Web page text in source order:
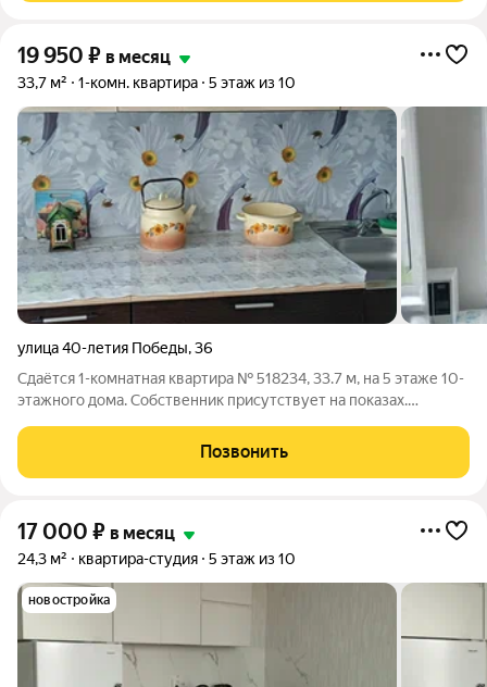
19 950 ₽ в месяц
33,7 м² 1-комн. квартира 5 этаж из 10
улица 40-летия Победы,36
Сдаётся 1-комнатная квартира № 518234, 33.7 м, на 5 этаже 10-
этажного дома. Собственник присутствует на показах.
оплачиваются отдельно. По условиям проживания: можно с
детьми, можно с питомцами.
Позвонить
17 000 ₽ в месяц
24,3 м² квартира-студия 5 этаж из 10
новостройка